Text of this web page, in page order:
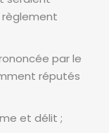
par le
réputés
et délit ;